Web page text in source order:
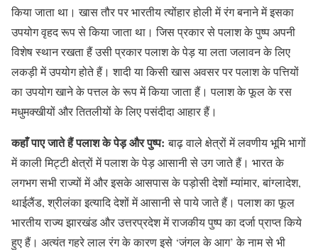
किया जाता था। खास तौर पर भारतीय त्योंहार होली में रंग बनाने में इसका
उपयोग वृहद रूप से किया जाता था। जिस प्रकार से पलाश के पुष्प अपनी
विशेष स्थान रखता हैं उसी प्रकार पलाश के पेड़ या लता जलावन के लिए
लकड़ी में उपयोग होते हैं। शादी या किसी खास अवसर पर पलाश के पत्तियों
का उपयोग खाने के पत्तल के रूप में किया जाता हैं। पलाश के फूल के रस
मधुमक्खीयों और तितलीयों के लिए पसंदीदा आहार हैं।
कहाँ पाए जाते हैं पलाश के पेड़ और पुष्प:बाढ़ वाले क्षेत्रों में लवणीय भूमि भागों
में काली मिट्टी क्षेत्रों में पलाश के पेड़ आसानी से उग जाते हैं। भारत के
लगभग सभी राज्यों में और इसके आसपास के पड़ोसी देशों म्यांमार, बांग्लादेश,
थाईलैंड, श्रीलंका इत्यादि देशों में आसानी से पाये जाते हैं। पलाश का फूल
भारतीय राज्य झारखंड और उत्तरप्रदेश में राजकीय पुष्प का दर्जा प्राप्त किये
हुए हैं। अत्यंत गहरे लाल रंग के कारण इसे ‘जंगल के आग’ के नाम से भी